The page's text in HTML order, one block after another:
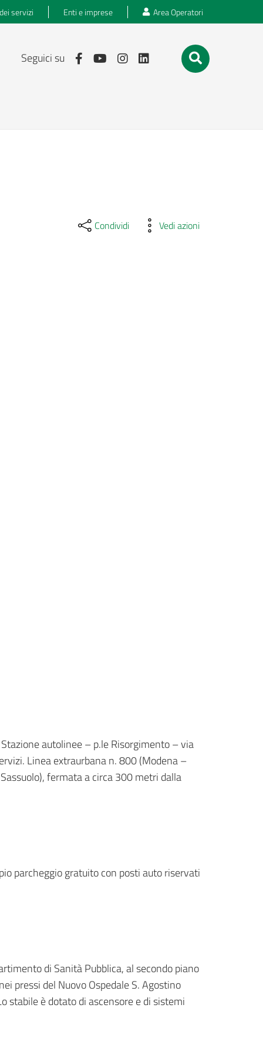
servizi Enti e imprese Area Operatori
Seguici su
Condividi Vedi azioni
autolinee – p.le Risorgimento – via
Linea extraurbana n. 800 (Modena –
fermata a circa 300 metri dalla
parcheggio gratuito con posti auto riservati
di Sanità Pubblica, al secondo piano
pressi del Nuovo Ospedale S. Agostino
stabile è dotato di ascensore e di sistemi